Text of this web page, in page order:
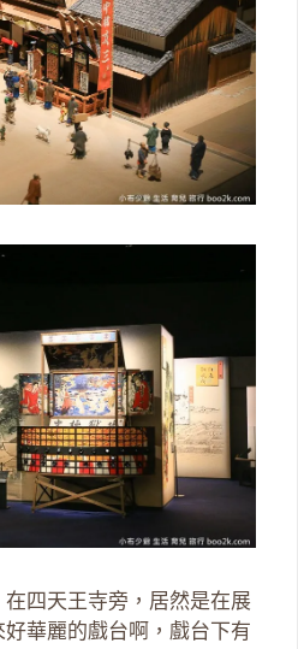
四天王寺旁，居然是在展
華麗的戲台啊，戲台下有